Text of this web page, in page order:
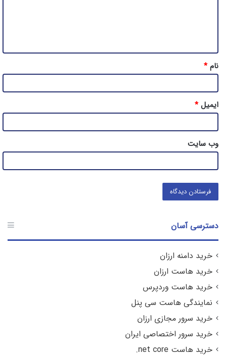
*
نام*
ایمیل*
وب‌ سایت
دسترسی آسان
خرید دامنه ارزان
خرید هاست ارزان
خرید هاست وردپرس
نمایندگی هاست سی پنل
خرید سرور مجازی ارزان
خرید سرور اختصاصی ایران
خرید هاست net core.